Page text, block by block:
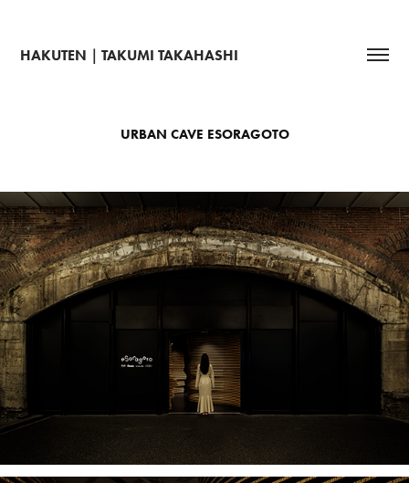
HAKUTEN｜TAKUMI TAKAHASHI
URBAN CAVE ESORAGOTO